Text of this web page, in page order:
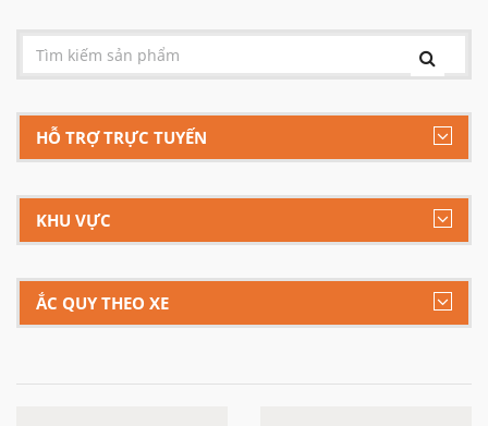
HỖ TRỢ TRỰC TUYẾN
KHU VỰC
ẮC QUY THEO XE